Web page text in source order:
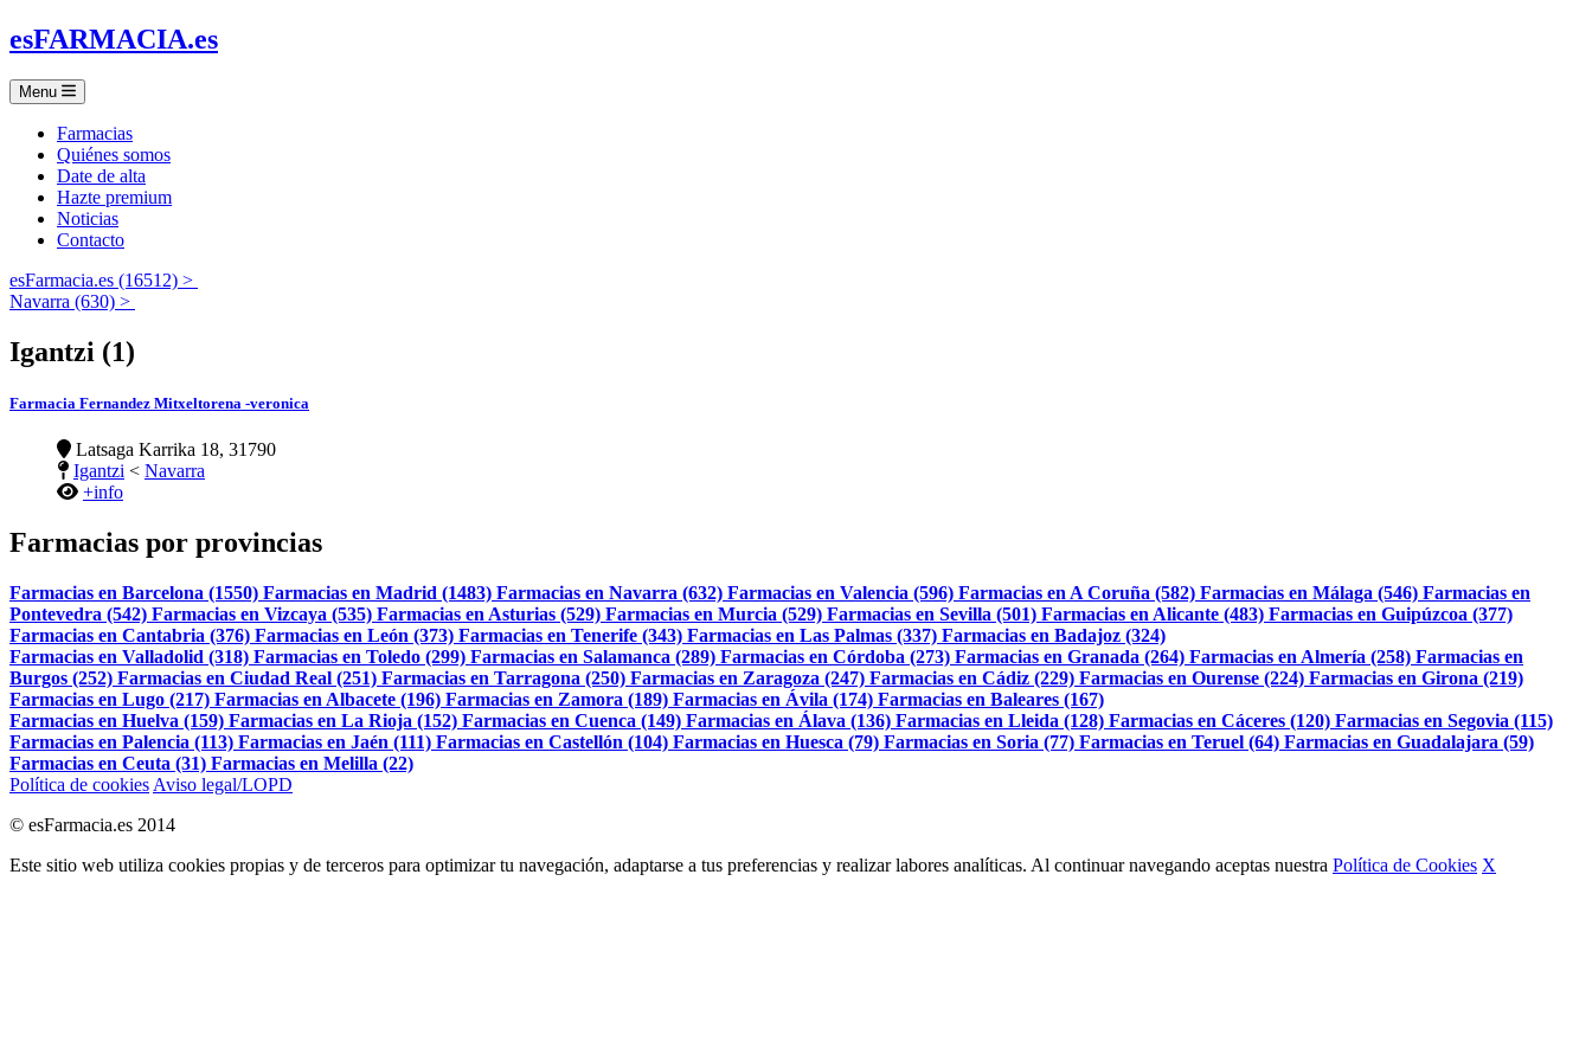
esFARMACIA.es
Menu
Farmacias
Quiénes somos
Date de alta
Hazte premium
Noticias
Contacto
esFarmacia.es (16512) >
Navarra (630) >
Igantzi (1)
Farmacia Fernandez Mitxeltorena -veronica
Latsaga Karrika 18, 31790
Igantzi < Navarra
+info
Farmacias por provincias
Farmacias en Barcelona (1550) Farmacias en Madrid (1483) Farmacias en Navarra (632) Farmacias en Valencia (596) Farmacias en A Coruña (582) Farmacias en Málaga (546) Farmacias en
Pontevedra (542) Farmacias en Vizcaya (535) Farmacias en Asturias (529) Farmacias en Murcia (529) Farmacias en Sevilla (501) Farmacias en Alicante (483) Farmacias en Guipúzcoa (377)
Farmacias en Cantabria (376) Farmacias en León (373) Farmacias en Tenerife (343) Farmacias en Las Palmas (337) Farmacias en Badajoz (324)
Farmacias en Valladolid (318) Farmacias en Toledo (299) Farmacias en Salamanca (289) Farmacias en Córdoba (273) Farmacias en Granada (264) Farmacias en Almería (258) Farmacias en
Burgos (252) Farmacias en Ciudad Real (251) Farmacias en Tarragona (250) Farmacias en Zaragoza (247) Farmacias en Cádiz (229) Farmacias en Ourense (224) Farmacias en Girona (219)
Farmacias en Lugo (217) Farmacias en Albacete (196) Farmacias en Zamora (189) Farmacias en Ávila (174) Farmacias en Baleares (167)
Farmacias en Huelva (159) Farmacias en La Rioja (152) Farmacias en Cuenca (149) Farmacias en Álava (136) Farmacias en Lleida (128) Farmacias en Cáceres (120) Farmacias en Segovia (115)
Farmacias en Palencia (113) Farmacias en Jaén (111) Farmacias en Castellón (104) Farmacias en Huesca (79) Farmacias en Soria (77) Farmacias en Teruel (64) Farmacias en Guadalajara (59)
Farmacias en Ceuta (31) Farmacias en Melilla (22)
Política de cookies Aviso legal/LOPD
© esFarmacia.es 2014
Este sitio web utiliza cookies propias y de terceros para optimizar tu navegación, adaptarse a tus preferencias y realizar labores analíticas. Al continuar navegando aceptas nuestra Política de Cookies X